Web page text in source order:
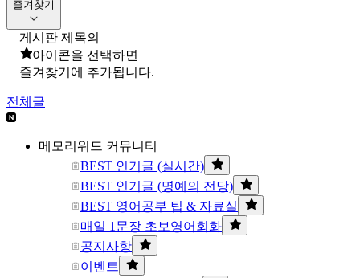
즐겨찾기
게시판 제목의
아이콘을 선택하면
즐겨찾기에 추가됩니다.
전체글
메모리워드 커뮤니티
BEST 인기글 (실시간)
BEST 인기글 (명예의 전당)
BEST 영어공부 팁 & 자료실
매일 1문장 초보영어회화
공지사항
이벤트